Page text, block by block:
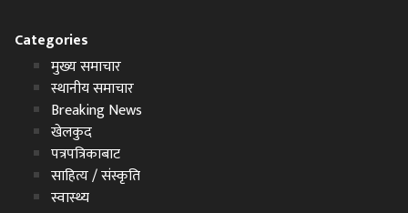
Categories
मुख्य समाचार
स्थानीय समाचार
Breaking News
खेलकुद
पत्रपत्रिकाबाट
साहित्य / संस्कृति
स्वास्थ्य